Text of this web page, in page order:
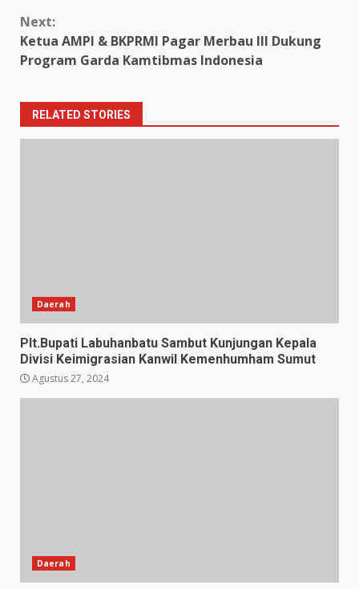
Next:
Ketua AMPI & BKPRMI Pagar Merbau III Dukung
Program Garda Kamtibmas Indonesia
RELATED STORIES
Daerah
Plt.Bupati Labuhanbatu Sambut Kunjungan Kepala
Divisi Keimigrasian Kanwil Kemenhumham Sumut
Agustus 27, 2024
Daerah